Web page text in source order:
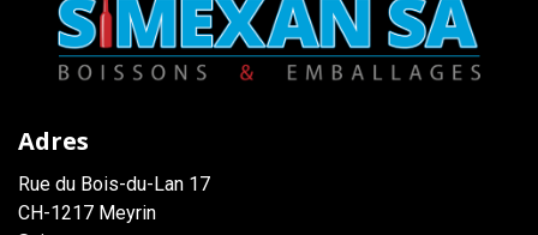
Adres
Rue du Bois-du-Lan 17
CH-1217 Meyrin